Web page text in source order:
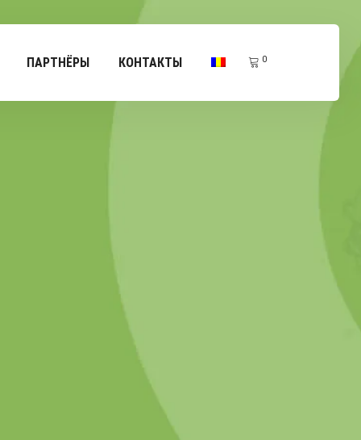
ПАРТНЁРЫ КОНТАКТЫ 0